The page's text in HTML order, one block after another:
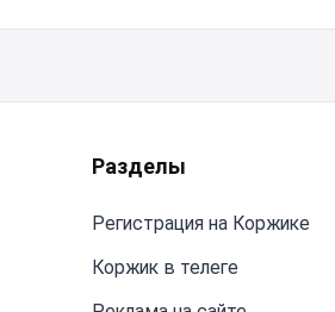
Разделы
Регистрация на Коржике
Коржик в телеге